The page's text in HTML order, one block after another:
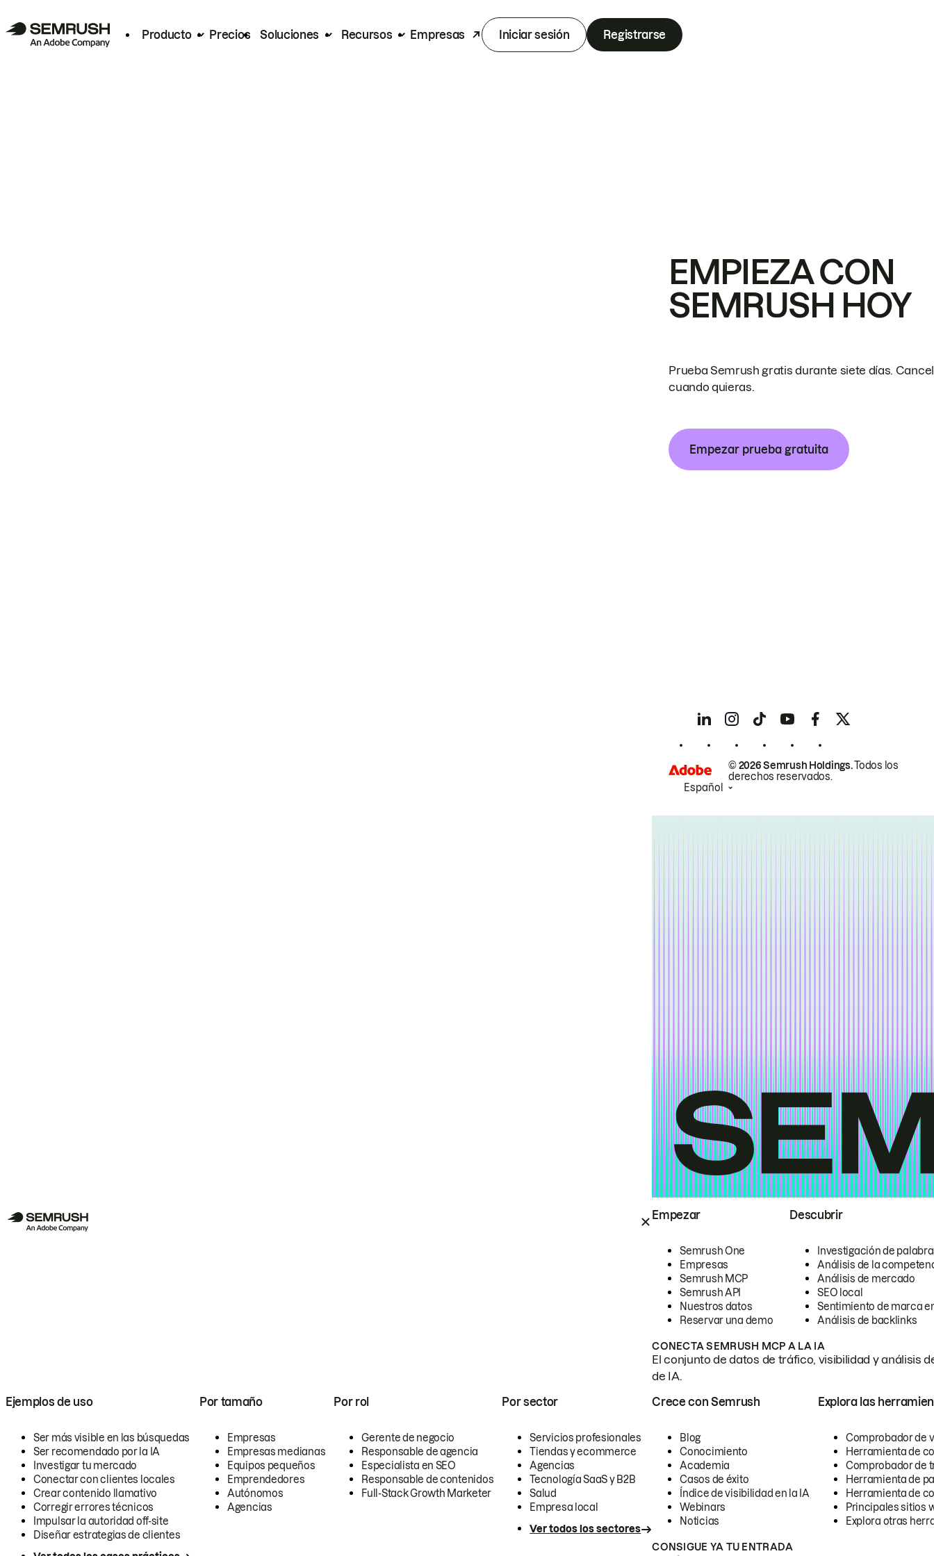
Producto Precios Soluciones Recursos Empresas Iniciar sesión Registrarse
Empezar
Semrush One
Empresas
Semrush MCP
Semrush API
Nuestros datos
Reservar una demo
Descubrir
Investigación de
Análisis de la
Análisis de mercado
SEO local
Sentimiento de marca
Análisis de backlinks
CONECTA SEMRUSH MCP A LA IA
El conjunto de datos de tráfico, visibilidad y análisis
de IA.
Ejemplos de uso
Ser más visible en las búsquedas
Ser recomendado por la IA
Investigar tu mercado
Conectar con clientes locales
Crear contenido llamativo
Corregir errores técnicos
Impulsar la autoridad off-site
Diseñar estrategias de clientes
Por tamaño
Empresas
Empresas medianas
Equipos pequeños
Emprendedores
Autónomos
Agencias
Por rol
Gerente de negocio
Responsable de agencia
Especialista en SEO
Responsable de contenidos
Full-Stack Growth Marketer
Por sector
Servicios profesionales
Tiendas y ecommerce
Agencias
Tecnología SaaS y B2B
Salud
Empresa local
Ver todos los sectores
Crece con Semrush
Blog
Conocimiento
Academia
Casos de éxito
Índice de visibilidad en la IA
Webinars
Noticias
Explora las
Comprobador de
Herramienta de
Comprobador de
Herramienta de
Herramienta de
Principales sitios
Explora otras
CONSIGUE YA TU ENTRADA
EMPIEZA CON
SEMRUSH HOY
Prueba Semrush gratis durante siete días.
cuando quieras.
Empezar prueba gratuita
© 2026 Semrush Holdings.Todos los
derechos reservados.
Español